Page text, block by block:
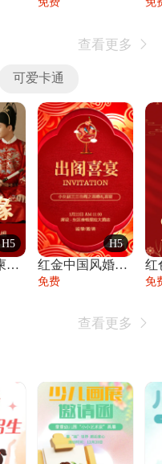
查看更多 
可爱卡通
H5
轻奢婚礼请柬婚礼邀请函结婚照请帖
H5
红金中国风婚礼请柬出阁喜宴嫁女请帖出阁宴
免费 免
查看更多 